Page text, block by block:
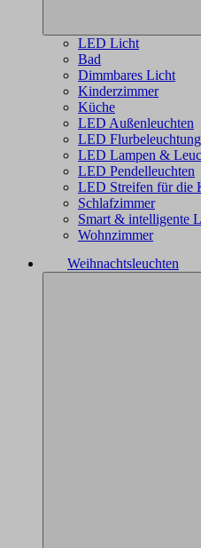
LED Licht
Bad
Dimmbares Licht
Kinderzimmer
Küche
LED Außenleuchten
LED Flurbeleuchtung
LED Lampen &
LED Pendelleuchten
LED Streifen für die
Schlafzimmer
Smart & intelligente
Wohnzimmer
Weihnachtsleuchten